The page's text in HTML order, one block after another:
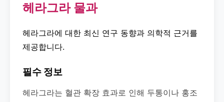
헤라그라 물과
헤라그라에 대한 최신 연구 동향과 의학적 근거를
제공합니다.
필수 정보
헤라그라는 혈관 확장 효과로 인해 두통이나 홍조